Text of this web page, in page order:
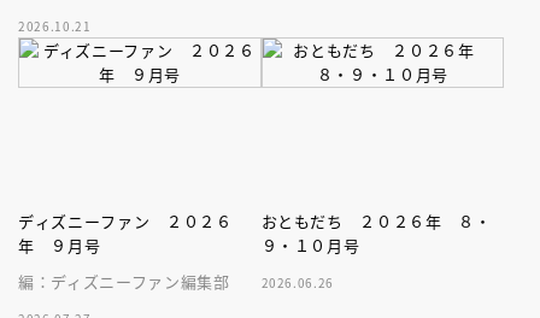
家、キボリノコンノ初のファー
ストブック。
2026.10.21
ディズニーファン ２０２６
年 ９月号
編：ディズニーファン編集部
おともだち ２０２６年 ８・
９・１０月号
2026.06.26